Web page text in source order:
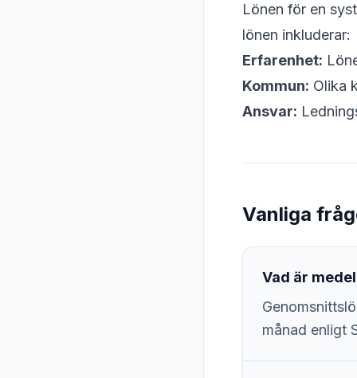
Lönen för en
lönen inkluderar:
Erfarenhet:
Kommun: Olika
Ansvar:
Vanliga
Vad är
månad enligt